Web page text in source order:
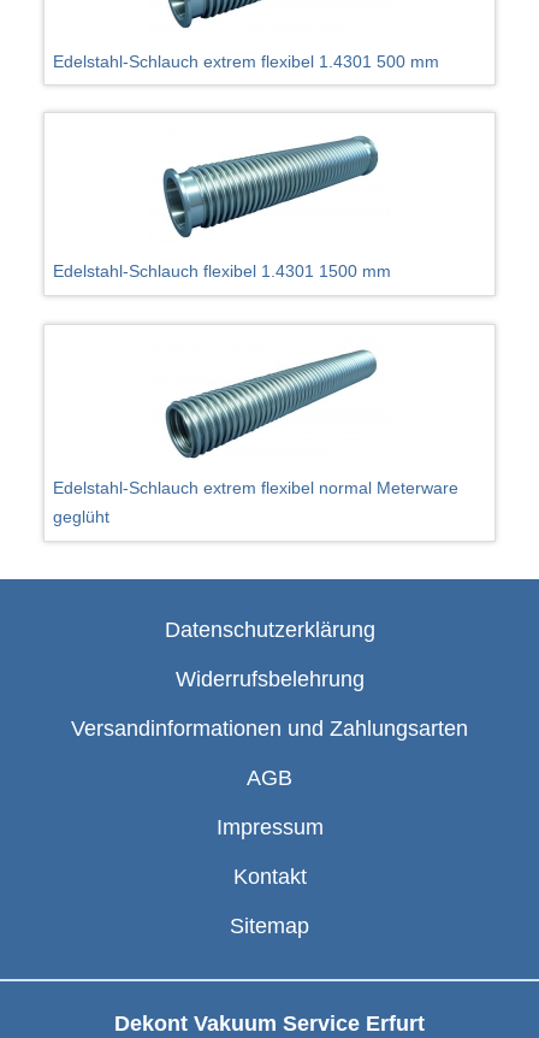
Edelstahl-Schlauch extrem flexibel 1.4301 500 mm
Edelstahl-Schlauch flexibel 1.4301 1500 mm
Edelstahl-Schlauch extrem flexibel normal Meterware
geglüht
Datenschutzerklärung
Widerrufsbelehrung
Versandinformationen und Zahlungsarten
AGB
Impressum
Kontakt
Sitemap
Dekont Vakuum Service Erfurt